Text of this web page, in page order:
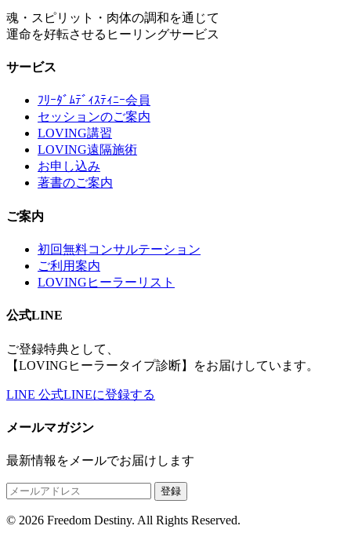
魂・スピリット・肉体の調和を通じて
運命を好転させるヒーリングサービス
サービス
ﾌﾘｰﾀﾞﾑﾃﾞｨｽﾃｨﾆｰ会員
セッションのご案内
LOVING講習
LOVING遠隔施術
お申し込み
著書のご案内
ご案内
初回無料コンサルテーション
ご利用案内
LOVINGヒーラーリスト
公式LINE
ご登録特典として、
【LOVINGヒーラータイプ診断】をお届けしています。
LINE 公式LINEに登録する
メールマガジン
最新情報をメールでお届けします
登録
© 2026 Freedom Destiny. All Rights Reserved.